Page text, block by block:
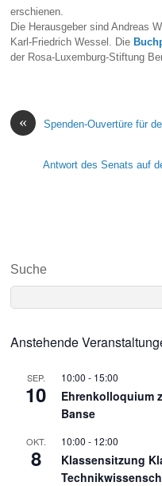
erschienen.
Die Herausgeber sind Andreas
Karl-Friedrich Wessel. Die
der Rosa-Luxemburg-Stiftung
« Spenden-Ouvertüre für
Antwort des Senats auf
Suche
Anstehende
SEP.
10
10:00 - 15:00
Ehrenkolloquium
Banse
OKT.
8
10:00 - 12:00
Klassensitzung